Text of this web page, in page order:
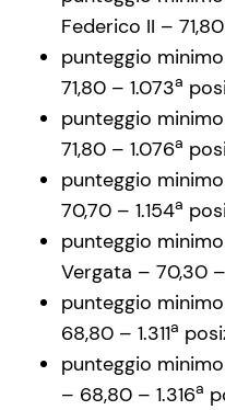
Federico II –
punteggio
71,80 – 1.073a
punteggio
71,80 – 1.076a
punteggio
70,70 – 1.154a
punteggio
Vergata – 70,30 –
punteggio
68,80 – 1.311a
punteggio
– 68,80 – 1.316a